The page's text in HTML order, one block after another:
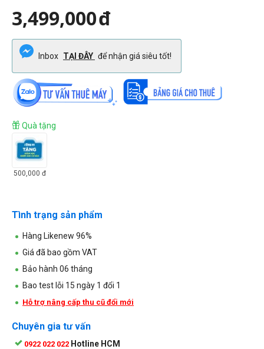
3,499,000đ
Inbox TẠI ĐÂY để nhận giá siêu tốt!
Quà tặng
500,000 đ
Tình trạng sản phẩm
Hàng Likenew 96%
Giá đã bao gồm VAT
Bảo hành 06 tháng
Bao test lỗi 15 ngày 1 đổi 1
Hỗ trợ nâng cấp thu cũ đổi mới
Chuyên gia tư vấn
0922 022 022 Hotline HCM